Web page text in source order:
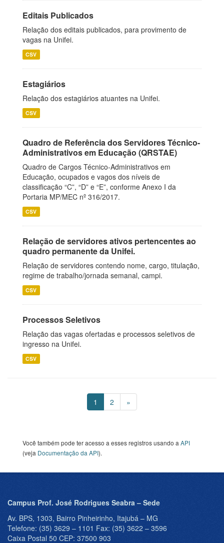
Editais Publicados
Relação dos editais publicados, para provimento de
vagas na Unifei.
CSV
Estagiários
Relação dos estagiários atuantes na Unifei.
CSV
Quadro de Referência dos Servidores Técnico-
Administrativos em Educação (QRSTAE)
Quadro de Cargos Técnico-Administrativos em
Educação, ocupados e vagos dos níveis de
classificação “C”, “D” e “E”, conforme Anexo I da
Portaria MP/MEC nº 316/2017.
CSV
Relação de servidores ativos pertencentes ao
quadro permanente da Unifei.
Relação de servidores contendo nome, cargo, titulação,
regime de trabalho/jornada semanal, campi.
CSV
Processos Seletivos
Relação das vagas ofertadas e processos seletivos de
ingresso na Unifei.
CSV
1 2 »
Você também pode ter acesso a esses registros usando a API
(veja Documentação da API).
Campus Prof. José Rodrigues Seabra – Sede
Av. BPS, 1303, Bairro Pinheirinho, Itajubá – MG
Telefone: (35) 3629 – 1101 Fax: (35) 3622 – 3596
Caixa Postal 50 CEP: 37500 903